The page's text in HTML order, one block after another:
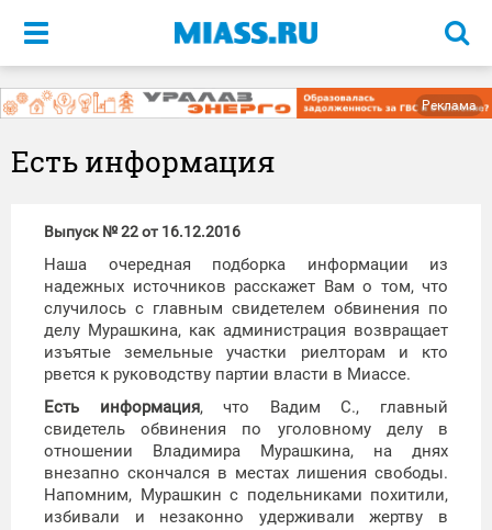
Меню
Реклама
Есть информация
Выпуск № 22 от 16.12.2016
Наша очередная подборка информации из
надежных источников расскажет Вам о том, что
случилось с главным свидетелем обвинения по
делу Мурашкина, как администрация возвращает
изъятые земельные участки риелторам и кто
рвется к руководству партии власти в Миассе.
Есть информация, что Вадим С., главный
свидетель обвинения по уголовному делу в
отношении Владимира Мурашкина, на днях
внезапно скончался в местах лишения свободы.
Напомним, Мурашкин с подельниками похитили,
избивали и незаконно удерживали жертву в